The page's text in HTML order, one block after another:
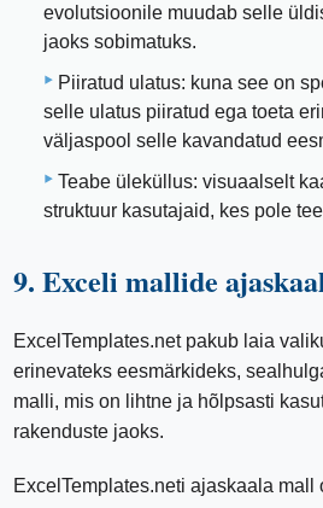
evolutsioonile muudab selle
jaoks sobimatuks.
Piiratud ulatus: kuna see on
selle ulatus piiratud ega toeta
väljaspool selle kavandatud
Teabe üleküllus: visuaalselt
struktuur kasutajaid, kes pole
9. Exceli mallide
ExcelTemplates.net pakub laia
erinevateks eesmärkideks,
malli, mis on lihtne ja hõlpsasti
rakenduste jaoks.
ExcelTemplates.neti ajaskaala mall